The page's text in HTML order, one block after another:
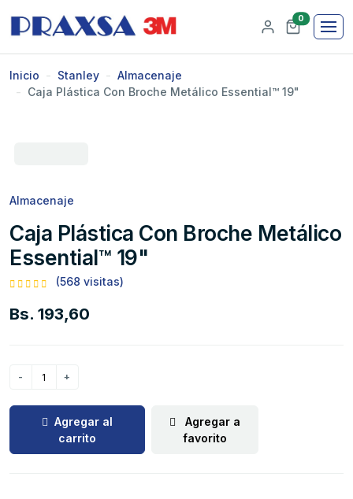
0
Inicio Stanley
Almacenaje
Caja Plástica Con Broche Metálico Essential™ 19"
Almacenaje
Caja Plástica Con Broche Metálico
Essential™ 19"
(568 visitas)
Bs. 193,60
Agregar al
carrito
Agregar a
favorito